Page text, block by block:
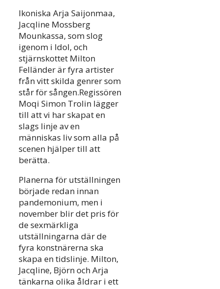
Ikoniska Arja Saijonmaa,
Jacqline Mossberg
Mounkassa, som slog
igenom i Idol, och
stjärnskottet Milton
Felländer är fyra artister
från vitt skilda genrer som
står för sången.Regissören
Moqi Simon Trolin lägger
till att vi har skapat en
slags linje av en
människas liv som alla på
scenen hjälper till att
berätta.
Planerna för utställningen
började redan innan
pandemonium, men i
november blir det pris för
de sexmärkliga
utställningarna där de
fyra konstnärerna ska
skapa en tidslinje. Milton,
Jacqline, Björn och Arja
tänkarna olika åldrar i ett